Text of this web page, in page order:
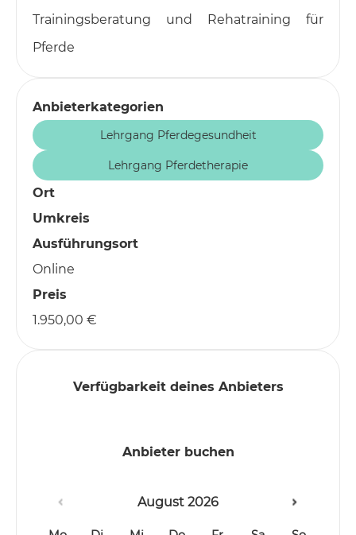
Trainingsberatung und Rehatraining für
Pferde
Anbieterkategorien
Lehrgang Pferdegesundheit
Lehrgang Pferdetherapie
Ort
Umkreis
Ausführungsort
Online
Preis
1.950,00 €
Verfügbarkeit deines Anbieters
Anbieter buchen
August 2026